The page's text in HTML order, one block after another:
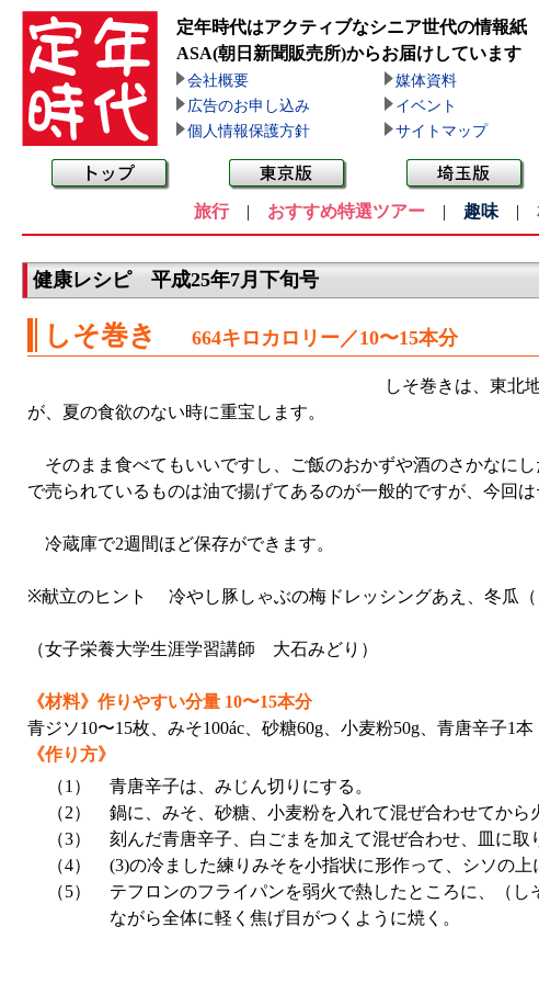
定年時代はアクティブなシニア世代の情報紙
ASA(朝日新聞販売所)からお届けしています
会社概要 媒体資料
広告のお申し込み
イベント
個人情報保護方針
サイトマップ
旅行| おすすめ特選ツアー | 趣味 |
健康レシピ 平成25年7月下旬号
しそ巻き 664キロカロリー／10〜15本分
しそ巻きは、東北
が、夏の食欲のない時に重宝します。
そのまま食べてもいいですし、ご飯のおかずや酒のさかなに
で売られているものは油で揚げてあるのが一般的ですが、今回
冷蔵庫で2週間ほど保存ができます。
※献立のヒント 冷やし豚しゃぶの梅ドレッシングあえ、冬瓜（
（女子栄養大学生涯学習講師 大石みどり）
《材料》作りやすい分量 10〜15本分
青ジソ10〜15枚、みそ100ác、砂糖60g、小麦粉50g、青唐辛子1
《作り方》
（1）
青唐辛子は、みじん切りにする。
（2）
鍋に、みそ、砂糖、小麦粉を入れて混ぜ合わせてから
（3）
刻んだ青唐辛子、白ごまを加えて混ぜ合わせ、皿に取
（4）
(3)の冷ました練りみそを小指状に形作って、シソの上
（5）
テフロンのフライパンを弱火で熱したところに、（
ながら全体に軽く焦げ目がつくように焼く。